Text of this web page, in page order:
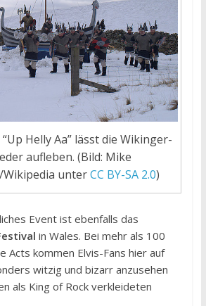
Helly Aa” lässt die Wikinger-
aufleben. (Bild: Mike
Wikipedia unterCC BY-SA 2.0)
Event ist ebenfalls das
in Wales. Bei mehr als 100
Acts kommen Elvis-Fans hier auf
witzig und bizarr anzusehen
als King of Rock verkleideten